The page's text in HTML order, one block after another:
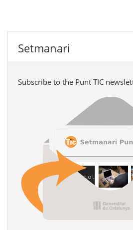
Setmanari
Subscribe to the Punt TIC